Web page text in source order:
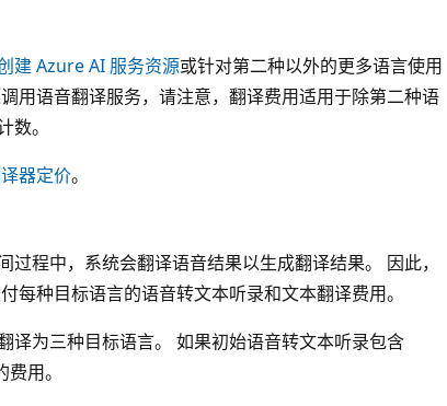
建 Azure AI 服务资源或针对第二种以外的更多语言使用
用语音翻译服务，请注意，翻译费用适用于除第二种语
。
器定价。
程中，系统会翻译语音结果以生成翻译结果。 因此，
每种目标语言的语音转文本听录和文本翻译费用。
译为三种目标语言。 如果初始语音转文本听录包含
用。